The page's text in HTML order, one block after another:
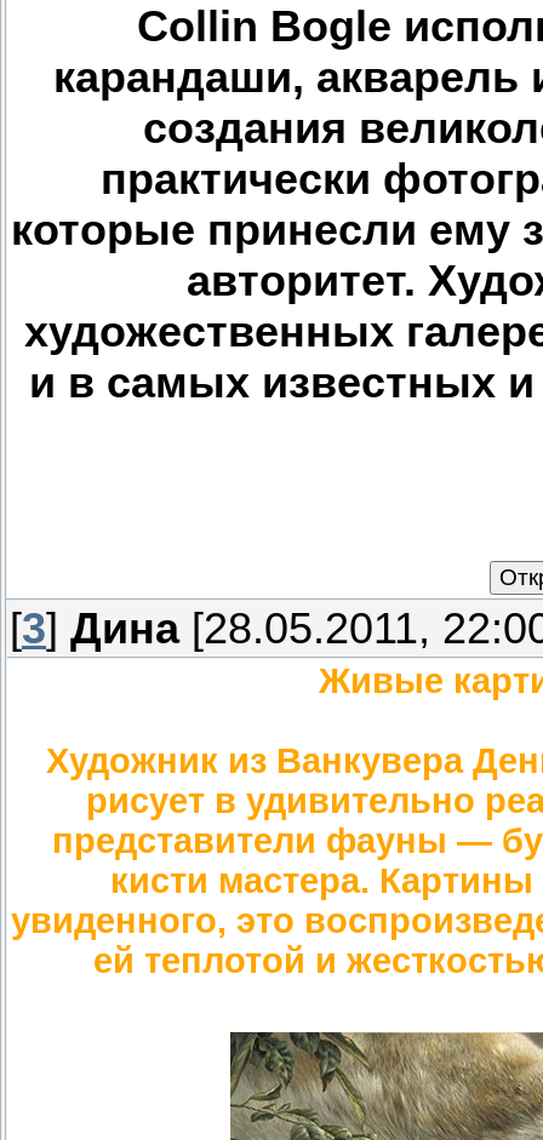
Collin Bogle
карандаши, акварель
создания
практически
которые принесли ему
авторитет.
художественных
и в самых известных
[3] Дина[28.05.2011,
Живые
Художник из Ванкувера
рисует в удивительно
представители фауны —
кисти мастера.
увиденного, это
ей теплотой и